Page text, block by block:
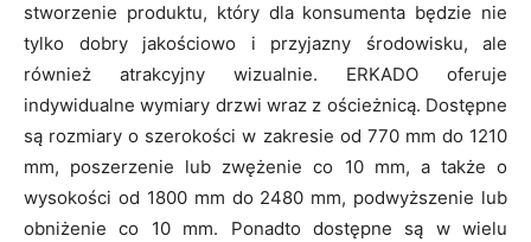
stworzenie produktu, który dla konsumenta będzie nie
tylko dobry jakościowo i przyjazny środowisku, ale
również atrakcyjny wizualnie. ERKADO oferuje
indywidualne wymiary drzwi wraz z ościeżnicą. Dostępne
są rozmiary o szerokości w zakresie od 770 mm do 1210
mm, poszerzenie lub zwężenie co 10 mm, a także o
wysokości od 1800 mm do 2480 mm, podwyższenie lub
obniżenie co 10 mm. Ponadto dostępne są w wielu